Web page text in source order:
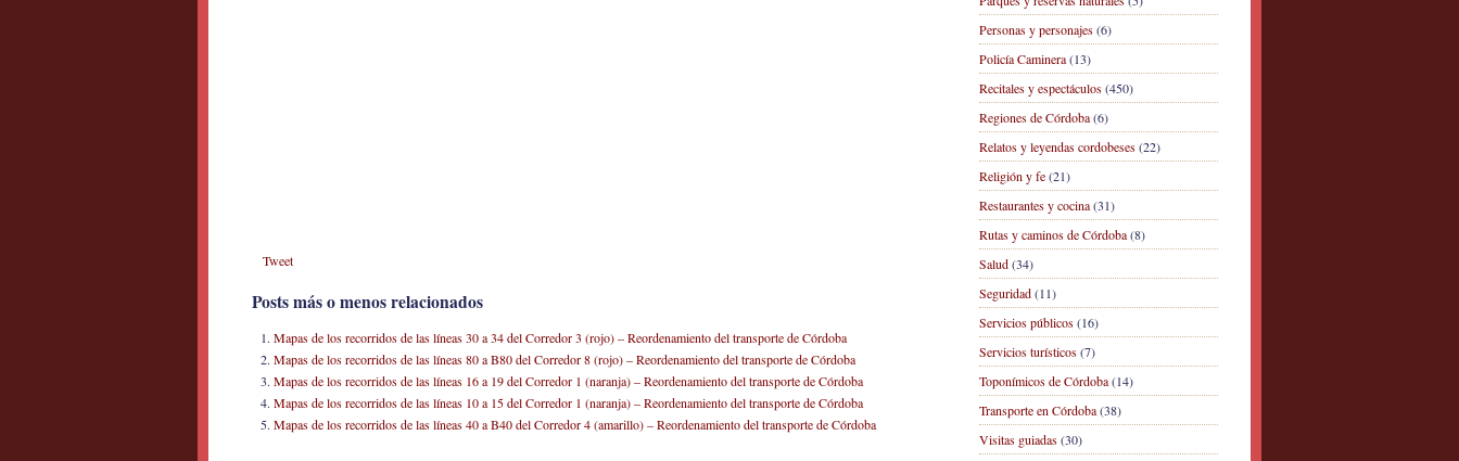
Personas y personajes(6)
Policía Caminera(13)
Recitales y espectáculos(450)
Regiones de Córdoba(6)
Relatos y leyendas cordobeses(22)
Religión y fe(21)
Restaurantes y cocina(31)
Rutas y caminos de Córdoba(8)
Salud(34)
Seguridad(11)
Servicios públicos(16)
Servicios turísticos(7)
Toponímicos de Córdoba(14)
Transporte en Córdoba(38)
Visitas guiadas(30)
Tweet
Posts más o menos relacionados
Mapas de los recorridos de las líneas 30 a 34 del Corredor 3 (rojo) – Reordenamiento del transporte de Córdoba
Mapas de los recorridos de las líneas 80 a B80 del Corredor 8 (rojo) – Reordenamiento del transporte de Córdoba
Mapas de los recorridos de las líneas 16 a 19 del Corredor 1 (naranja) – Reordenamiento del transporte de Córdoba
Mapas de los recorridos de las líneas 10 a 15 del Corredor 1 (naranja) – Reordenamiento del transporte de Córdoba
Mapas de los recorridos de las líneas 40 a B40 del Corredor 4 (amarillo) – Reordenamiento del transporte de Córdoba